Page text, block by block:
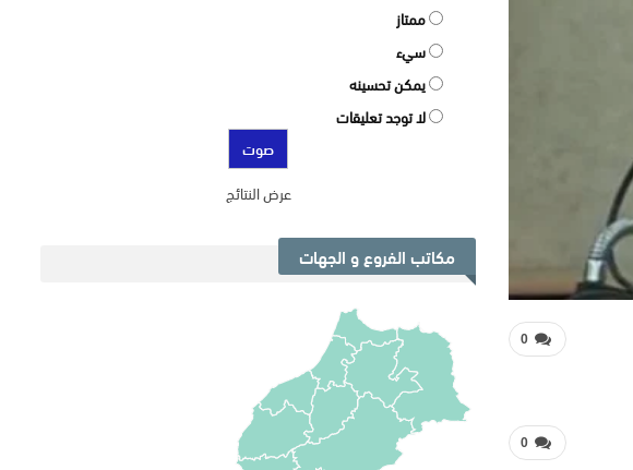
0
0
ممتاز
سيء
يمكن تحسينه
لا توجد تعليقات
عرض النتائج
مكاتب الفروع و الجهات